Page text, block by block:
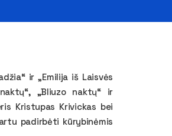
ir „Emilija iš Laisvės
„Bliuzo naktų“ ir
Kristupas Krivickas bei
padirbėti kūrybinėmis